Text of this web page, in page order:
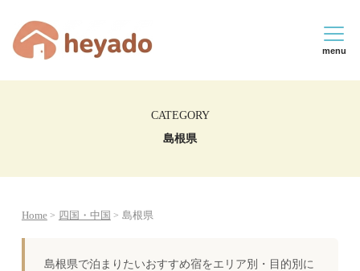
menu
CATEGORY
島根県
Home 四国・中国 島根県
島根県で泊まりたいおすすめ宿をエリア別・目的別に